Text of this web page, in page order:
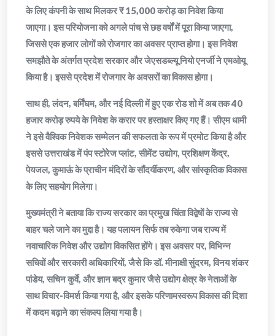
के लिए कंपनी के साथ मिलकर ₹ 15,000 करोड़ का निवेश किया
जाएगा। इस परियोजना को अगले पांच से छह वर्षों में पूरा किया जाएगा,
जिससे एक हजार लोगों को रोजगार का अवसर प्राप्त होगा। इस निवेश
समझौते के अंतर्गत प्रदेश सरकार और जेएसडब्ल्यू नियो एनर्जी ने एमओयू
किया है। इससे प्रदेश में रोजगार के अवसरों का विकास होगा।
साथ ही, लंदन, बर्मिंघम, और नई दिल्ली में हुए एक रोड शो में अब तक 40
हजार करोड़ रुपये के निवेश के करार पर हस्ताक्षर किए गए हैं। सीएम धामी
ने इसे वैश्विक निवेशक सम्मेलन की सफलता के रूप में प्रमोट किया है और
इससे उत्तराखंड में पंप स्टोरेज प्लांट, सीमेंट उद्योग, प्रशिक्षण केंद्र,
पेयजल, कुमाऊं के प्राचीन मंदिरों के सौंदर्यीकरण, और सांस्कृतिक विकास
के लिए सहयोग मिलेगा।
मुख्यमंत्री ने बताया कि राज्य सरकार का प्रमुख चिंता विद्वेषों के राज्य से
बाहर चले जाने का मुद्दा है। यह पलायन सिर्फ तब रुकेगा जब राज्य में
नवाचारिक निवेश और उद्योग विकसित होंगे। इस अवसर पर, विभिन्न
सचिवों और सरकारी अधिकारियों, जैसे कि डॉ. मीनाक्षी सुंदरम, विनय शंकर
पांडेय, सचिन कुर्वे, और ज्ञान बद्र कुमार जैसे उद्योग क्षेत्र के नेताओं के
साथ विचार-विमर्श किया गया है, और इसके परिणामस्वरूप विकास की दिशा
में कदम बढ़ाने का संकल्प लिया गया है।